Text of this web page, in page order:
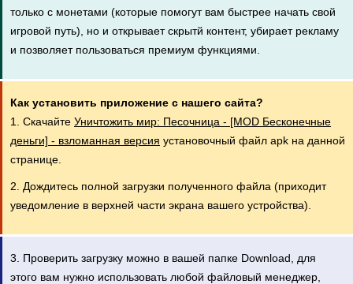
только с монетами (которые помогут вам быстрее начать свой
игровой путь), но и открывает скрытй контент, убирает рекламу
и позволяет пользоваться премиум функциями.
Как установить приложение с нашего сайта?
1. Скачайте Уничтожить мир: Песочница - [MOD Бесконечные
деньги] - взломанная версия установочный файл apk на данной
странице.
2. Дождитесь полной загрузки полученного файла (приходит
уведомление в верхней части экрана вашего устройства).
3. Проверить загрузку можно в вашей папке Download, для
этого вам нужно использовать любой файловый менеджер,